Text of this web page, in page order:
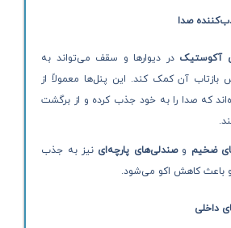
صدا
آکوستیک در دیوارها و سقف می‌تواند به
آن کمک کند. این پنل‌ها معمولاً از
که صدا را به خود جذب کرده و از برگشت
ضخیم وصندلی‌های پارچه‌ای نیز به جذب
باعث کاهش اکو می‌شود.
داخلی